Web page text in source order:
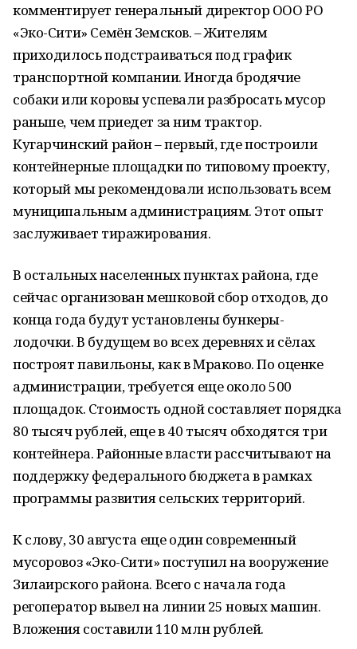
комментирует генеральный директор ООО РО
«Эко-Сити» Семён Земсков. – Жителям
приходилось подстраиваться под график
транспортной компании. Иногда бродячие
собаки или коровы успевали разбросать мусор
раньше, чем приедет за ним трактор.
Кугарчинский район – первый, где построили
контейнерные площадки по типовому проекту,
который мы рекомендовали использовать всем
муниципальным администрациям. Этот опыт
заслуживает тиражирования.
В остальных населенных пунктах района, где
сейчас организован мешковой сбор отходов, до
конца года будут установлены бункеры-
лодочки. В будущем во всех деревнях и сёлах
построят павильоны, как в Мраково. По оценке
администрации, требуется еще около 500
площадок. Стоимость одной составляет порядка
80 тысяч рублей, еще в 40 тысяч обходятся три
контейнера. Районные власти рассчитывают на
поддержку федерального бюджета в рамках
программы развития сельских территорий.
К слову, 30 августа еще один современный
мусоровоз «Эко-Сити» поступил на вооружение
Зилаирского района. Всего с начала года
регоператор вывел на линии 25 новых машин.
Вложения составили 110 млн рублей.